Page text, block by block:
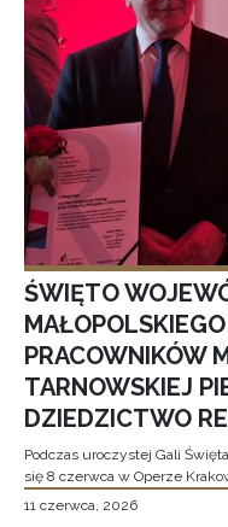
ŚWIĘTO
PRACOWNIKÓW
TARNOWSKIEJ
DZIEDZICTWO
Podczas uroczystej Gali
się 8 czerwca w Operze
11 czerwca, 2026